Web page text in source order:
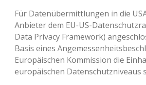
Für Datenübermittlungen in die
Anbieter dem EU-US-
Data Privacy Framework)
Basis eines
Europäischen Kommission die
europäischen Datenschutzniveaus